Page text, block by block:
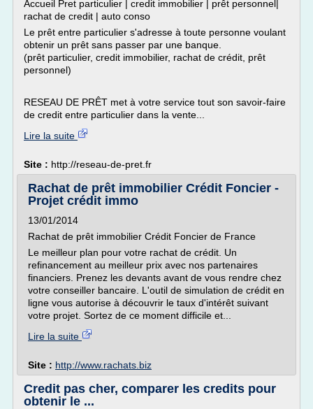
Accueil Pret particulier | credit immobilier | prêt personnel|
rachat de credit | auto conso
Le prêt entre particulier s'adresse à toute personne voulant
obtenir un prêt sans passer par une banque.
(prêt particulier, credit immobilier, rachat de crédit, prêt
personnel)
RESEAU DE PRÊT met à votre service tout son savoir-faire
de credit entre particulier dans la vente...
Lire la suite
Site : http://reseau-de-pret.fr
Rachat de prêt immobilier Crédit Foncier -
Projet crédit immo
13/01/2014
Rachat de prêt immobilier Crédit Foncier de France
Le meilleur plan pour votre rachat de crédit. Un
refinancement au meilleur prix avec nos partenaires
financiers. Prenez les devants avant de vous rendre chez
votre conseiller bancaire. L'outil de simulation de crédit en
ligne vous autorise à découvrir le taux d'intérêt suivant
votre projet. Sortez de ce moment difficile et...
Lire la suite
Site : http://www.rachats.biz
Credit pas cher, comparer les credits pour
obtenir le ...